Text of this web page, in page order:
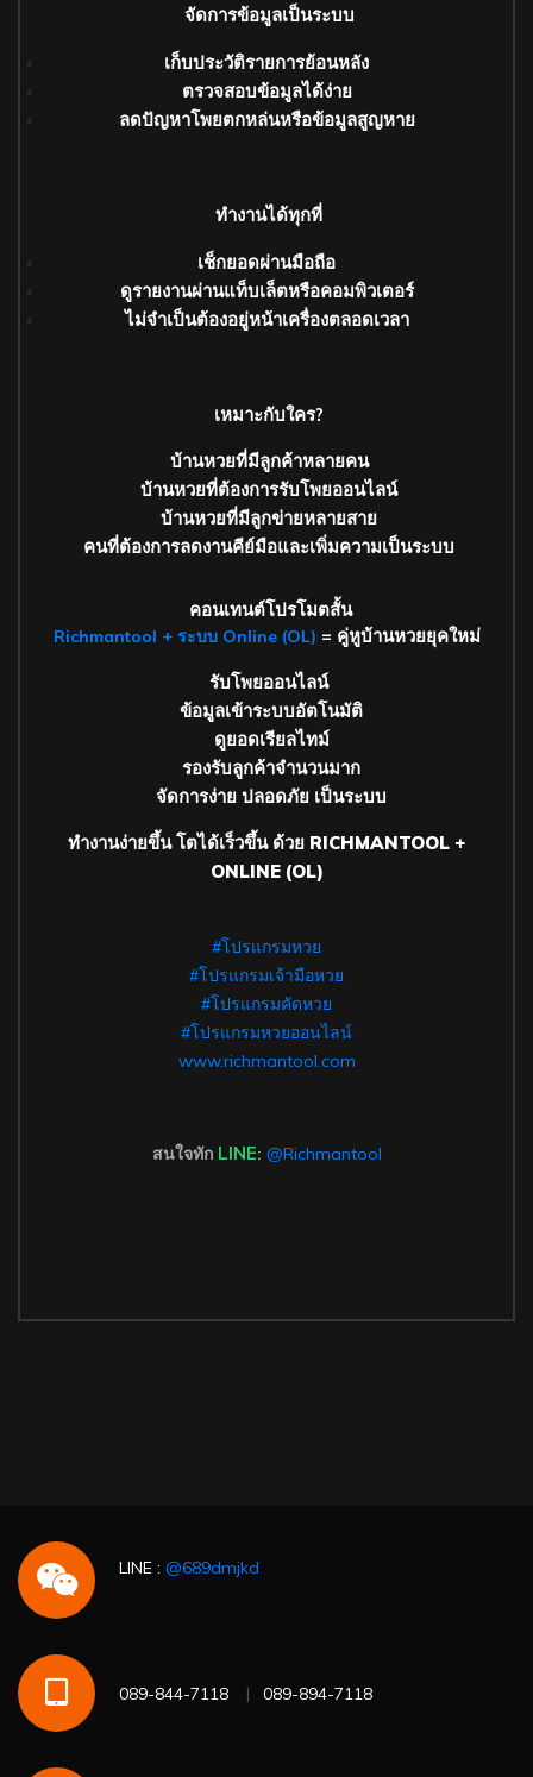
จัดการข้อมูลเป็นระบบ
เก็บประวัติรายการย้อนหลัง
ตรวจสอบข้อมูลได้ง่าย
ลดปัญหาโพยตกหล่นหรือข้อมูลสูญหาย
ทำงานได้ทุกที่
เช็กยอดผ่านมือถือ
ดูรายงานผ่านแท็บเล็ตหรือคอมพิวเตอร์
ไม่จำเป็นต้องอยู่หน้าเครื่องตลอดเวลา
เหมาะกับใคร?
บ้านหวยที่มีลูกค้าหลายคน
บ้านหวยที่ต้องการรับโพยออนไลน์
บ้านหวยที่มีลูกข่ายหลายสาย
คนที่ต้องการลดงานคีย์มือและเพิ่มความเป็นระบบ
คอนเทนต์โปรโมตสั้น
Richmantool + ระบบ Online (OL) = คู่หูบ้านหวยยุคใหม่
รับโพยออนไลน์
ข้อมูลเข้าระบบอัตโนมัติ
ดูยอดเรียลไทม์
รองรับลูกค้าจำนวนมาก
จัดการง่าย ปลอดภัย เป็นระบบ
ทำงานง่ายขึ้น โตได้เร็วขึ้น ด้วย RICHMANTOOL +
ONLINE (OL)
#โปรแกรมหวย
#โปรแกรมเจ้ามือหวย
#โปรแกรมคัดหวย
#โปรแกรมหวยออนไลน์
www.richmantool.com
สนใจทัก LINE: @Richmantool
LINE : @689dmjkd
089-844-7118 089-894-7118